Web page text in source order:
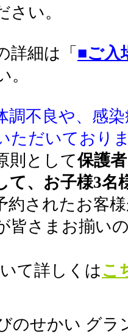
さい。
詳細は「 ■ご入
。
不良や、感
ただいており
則として保護
て、お子様3名
されたお客
皆さまお揃い
て詳しくは こ
のせかい グラ